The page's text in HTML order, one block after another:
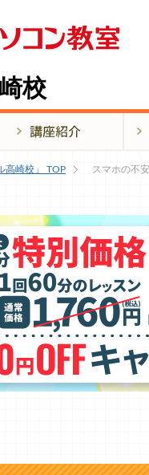
校
崎校」 TOP スマホの不